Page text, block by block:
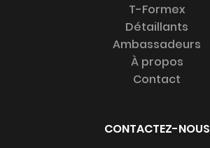
T-Formex
Détaillants
Ambassadeurs
À propos
Contact
CONTACTEZ-NOUS